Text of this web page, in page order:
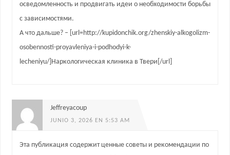
осведомленность и продвигать идеи о необходимости борьбы
с зависимостями.
А что дальше? – [url=http://kupidonchik.org/zhenskiy-alkogolizm-
osobennosti-proyavleniya-i-podhodyi-k-
lecheniyu/]Наркологическая клиника в Твери[/url]
Jeffreyacoup
JUNIO 3, 2026 EN 5:53 AM
Эта публикация содержит ценные советы и рекомендации по